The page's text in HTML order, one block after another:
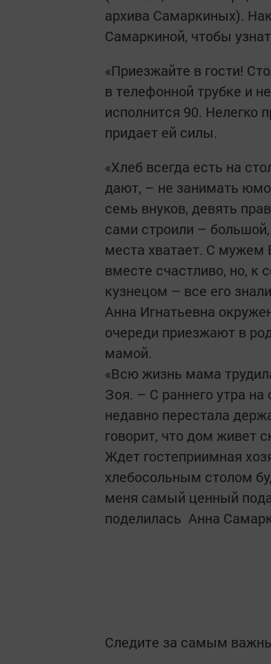
архива Самаркиных).
Самаркиной, чтобы
«Приезжайте в гости!
в телефонной трубке и
исполнится 90. Нелегко
придает ей силы.
«Хлеб всегда есть на
дают, – не занимать
семь внуков, девять
cами строили –
места хватает. С мужем
вместе счастливо, но, к
кузнецом – все его
Анна Игнатьевна
очереди приезжают в
мамой.
«Всю жизнь мама
Зоя. – С раннего утра
недавно перестала
говорит, что дом живет
Ждет гостеприимная
хлебосольным столом
меня самый ценный
поделилась Анна
Следите за самым